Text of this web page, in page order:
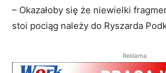
– Okazałoby się że niewielki
stoi pociąg należy do Ryszarda
Reklama